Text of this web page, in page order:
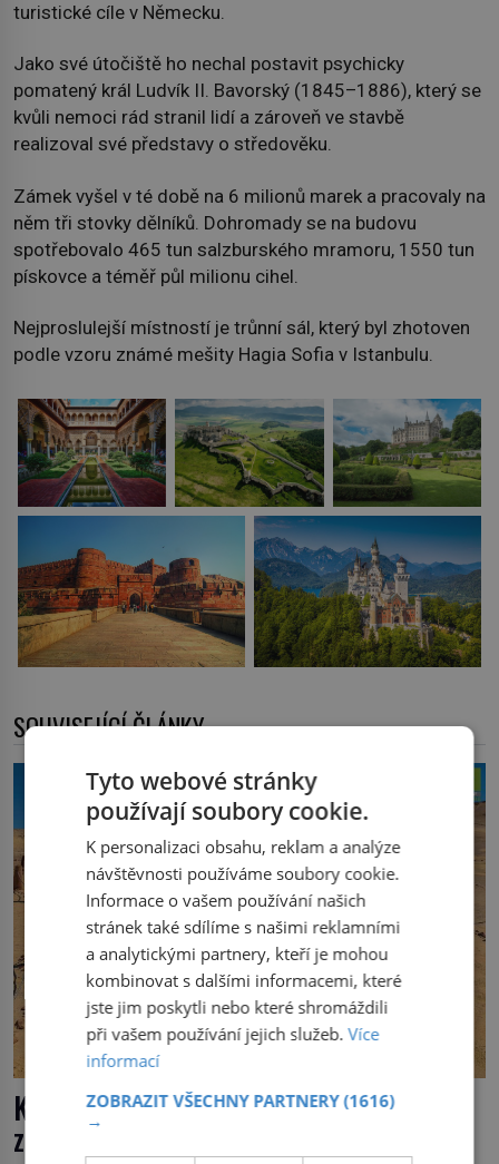
turistické cíle v Německu.
Jako své útočiště ho nechal postavit psychicky
pomatený král Ludvík II. Bavorský (1845–1886), který se
kvůli nemoci rád stranil lidí a zároveň ve stavbě
realizoval své představy o středověku.
Zámek vyšel v té době na 6 milionů marek a pracovaly na
něm tři stovky dělníků. Dohromady se na budovu
spotřebovalo 465 tun salzburského mramoru, 1550 tun
pískovce a téměř půl milionu cihel.
Nejproslulejší místností je trůnní sál, který byl zhotoven
podle vzoru známé mešity Hagia Sofia v Istanbulu.
SOUVISEJÍCÍ ČLÁNKY
Kdy se velryby přesunuly do moře a
ztratily nohy?
Tyto webové stránky
používají soubory cookie.
K personalizaci obsahu, reklam a analýze
návštěvnosti používáme soubory cookie.
Informace o vašem používání našich
stránek také sdílíme s našimi reklamními
a analytickými partnery, kteří je mohou
kombinovat s dalšími informacemi, které
jste jim poskytli nebo které shromáždili
při vašem používání jejich služeb.Více
informací
ZOBRAZIT VŠECHNY PARTNERY(1616)
→